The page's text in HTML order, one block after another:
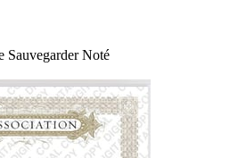
Sauvegarder Noté